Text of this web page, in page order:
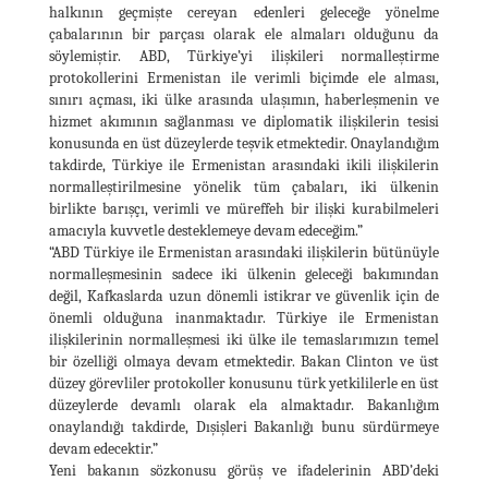
halkının geçmişte cereyan edenleri geleceğe yönelme
çabalarının bir parçası olarak ele almaları olduğunu da
söylemiştir. ABD, Türkiye’yi ilişkileri normalleştirme
protokollerini Ermenistan ile verimli biçimde ele alması,
sınırı açması, iki ülke arasında ulaşımın, haberleşmenin ve
hizmet akımının sağlanması ve diplomatik ilişkilerin tesisi
konusunda en üst düzeylerde teşvik etmektedir. Onaylandığım
takdirde, Türkiye ile Ermenistan arasındaki ikili ilişkilerin
normalleştirilmesine yönelik tüm çabaları, iki ülkenin
birlikte barışçı, verimli ve müreffeh bir ilişki kurabilmeleri
amacıyla kuvvetle desteklemeye devam edeceğim.”
“ABD Türkiye ile Ermenistan arasındaki ilişkilerin bütünüyle
normalleşmesinin sadece iki ülkenin geleceği bakımından
değil, Kafkaslarda uzun dönemli istikrar ve güvenlik için de
önemli olduğuna inanmaktadır. Türkiye ile Ermenistan
ilişkilerinin normalleşmesi iki ülke ile temaslarımızın temel
bir özelliği olmaya devam etmektedir. Bakan Clinton ve üst
düzey görevliler protokoller konusunu türk yetkililerle en üst
düzeylerde devamlı olarak ela almaktadır. Bakanlığım
onaylandığı takdirde, Dışişleri Bakanlığı bunu sürdürmeye
devam edecektir.”
Yeni bakanın sözkonusu görüş ve ifadelerinin ABD’deki